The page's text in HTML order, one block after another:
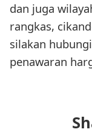
dan juga
rangkas,
silakan
penawaran